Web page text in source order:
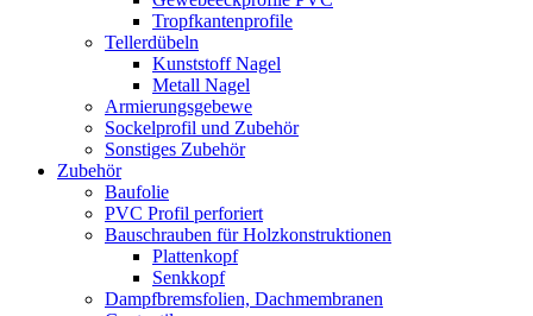
Tropfkantenprofile
Tellerdübeln
Kunststoff Nagel
Metall Nagel
Armierungsgebewe
Sockelprofil und Zubehör
Sonstiges Zubehör
Zubehör
Baufolie
PVC Profil perforiert
Bauschrauben für Holzkonstruktionen
Plattenkopf
Senkkopf
Dampfbremsfolien, Dachmembranen